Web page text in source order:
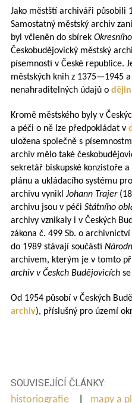
Jako městští archiváři působili
Samostatný městský archiv
byl včleněn do sbírek
Českobudějovický městský
písemností v České republice.
městských knih z 1375—1945
nenahraditelných údajů o
Kromě městského byly v
a péči o ně lze předpokládat v
uložena společně s
archiv mělo také
sekretář biskupské konzistoře
plánu a ukládacího systému
archivu vynikl Johann Trajer(
archivu jsou v péči Státního
archivy vznikaly i v Českých
zákona č. 499 Sb. o
do 1989 stávají součástí
archivem, kterým je v tomto
archiv v Českch Budějovicích
Od 1954 působí v Českých
archiv), příslušný pro území
SOUVISEJÍCÍ ČLÁNKY:
historiografie
mapy a